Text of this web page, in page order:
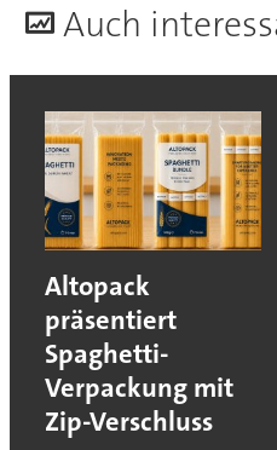
Auch
Altopack
präsentiert
Spaghetti-
Verpackung mit
Zip-Verschluss